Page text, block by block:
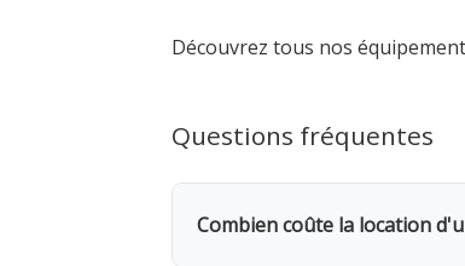
Découvrez tous nos
Questions fréquentes
Combien coûte la location